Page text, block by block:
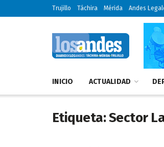
Trujillo Táchira Mérida Andes
INICIO ACTUALIDAD
Etiqueta:Sector